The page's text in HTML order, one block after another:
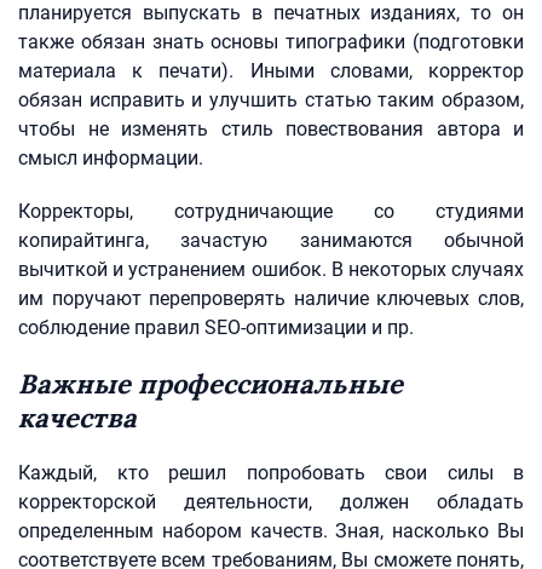
планируется выпускать в печатных изданиях, то он
также обязан знать основы типографики (подготовки
материала к печати). Иными словами, корректор
обязан исправить и улучшить статью таким образом,
чтобы не изменять стиль повествования автора и
смысл информации.
Корректоры, сотрудничающие со студиями
копирайтинга, зачастую занимаются обычной
вычиткой и устранением ошибок. В некоторых случаях
им поручают перепроверять наличие ключевых слов,
соблюдение правил SEO-оптимизации и пр.
Важные профессиональные
качества
Каждый, кто решил попробовать свои силы в
корректорской деятельности, должен обладать
определенным набором качеств. Зная, насколько Вы
соответствуете всем требованиям, Вы сможете понять,